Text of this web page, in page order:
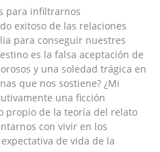
para infiltrarnos
exitoso de las relaciones
para conseguir nuestres
es la falsa aceptación de
y una soledad trágica en
que nos sostiene? ¿Mi
una ficción
propio de la teoría del relato
con vivir en los
de vida de la